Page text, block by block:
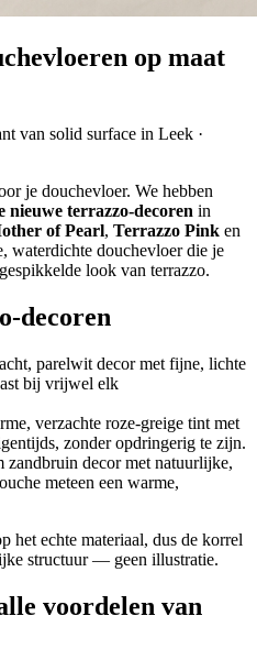
op maat
van solid surface in Leek ·
je douchevloer. We hebben
nieuwe terrazzo-decoren in
of Pearl, Terrazzo Pink en
waterdichte douchevloer die je
look van terrazzo.
decoren
parelwit decor met fijne, lichte
bij vrijwel elk
verzachte roze-greige tint met
zonder opdringerig te zijn.
decor met natuurlijke,
meteen een warme,
het echte materiaal, dus de korrel
structuur — geen illustratie.
voordelen van